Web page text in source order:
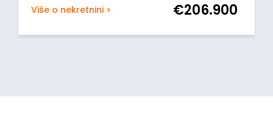
Više o nekretnini > €206.900